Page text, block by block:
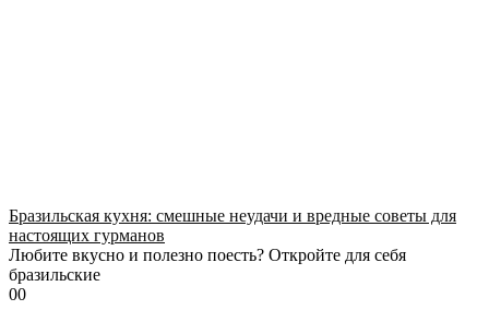
Бразильская кухня: смешные неудачи и вредные советы для
настоящих гурманов
Любите вкусно и полезно поесть? Откройте для себя
бразильские
00